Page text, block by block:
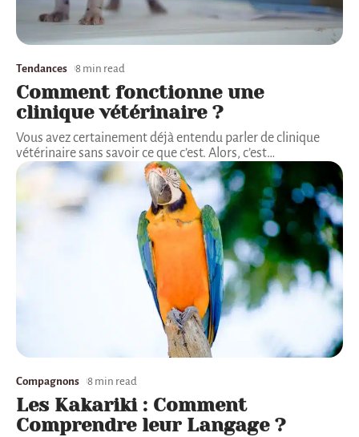
Tendances 8 min read
Comment fonctionne une
clinique vétérinaire ?
Vous avez certainement déjà entendu parler de clinique
vétérinaire sans savoir ce que c’est. Alors, c’est…
Compagnons 8 min read
Les Kakariki : Comment
Comprendre leur Langage ?